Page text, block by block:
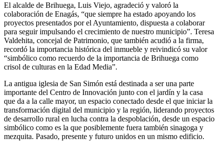
El alcalde de Brihuega, Luis Viejo, agradeció y valoró la
colaboración de Enagás, “que siempre ha estado apoyando los
proyectos presentados por el Ayuntamiento, dispuesta a colaborar
para seguir impulsando el crecimiento de nuestro municipio”. Teresa
Valdehita, concejal de Patrimonio, que también acudió a la firma,
recordó la importancia histórica del inmueble y reivindicó su valor
“simbólico como recuerdo de la importancia de Brihuega como
crisol de culturas en la Edad Media”.
La antigua iglesia de San Simón está destinada a ser una parte
importante del Centro de Innovación junto con el jardín y la casa
que da a la calle mayor, un espacio conectado desde el que iniciar la
transformación digital del municipio y la región, liderando proyectos
de desarrollo rural en lucha contra la despoblación, desde un espacio
simbólico como es la que posiblemente fuera también sinagoga y
mezquita. Pasado, presente y futuro unidos en un mismo edificio.